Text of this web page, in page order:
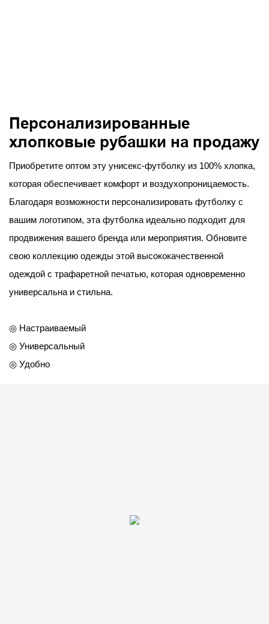
Персонализированные
хлопковые рубашки на продажу
Приобретите оптом эту унисекс-футболку из 100% хлопка,
которая обеспечивает комфорт и воздухопроницаемость.
Благодаря возможности персонализировать футболку с
вашим логотипом, эта футболка идеально подходит для
продвижения вашего бренда или мероприятия. Обновите
свою коллекцию одежды этой высококачественной
одеждой с трафаретной печатью, которая одновременно
универсальна и стильна.
◎ Настраиваемый
◎ Универсальный
◎ Удобно